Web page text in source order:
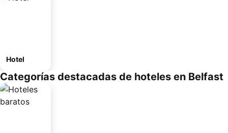
Hotel
Categorías destacadas de hoteles en Belfast